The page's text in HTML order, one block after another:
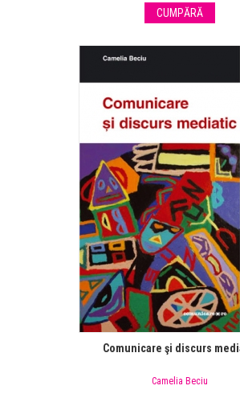
CUMPĂRĂ
Comunicare şi discurs
Camelia Beciu